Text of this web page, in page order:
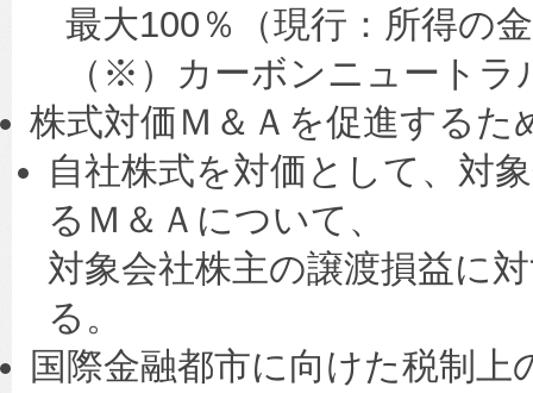
最大100％（現行：所得の
（※）カーボンニュートラ
株式対価Ｍ＆Ａを促進するた
自社株式を対価として、対
るＭ＆Ａについて、
対象会社株主の譲渡損益に
る。
国際金融都市に向けた税制上